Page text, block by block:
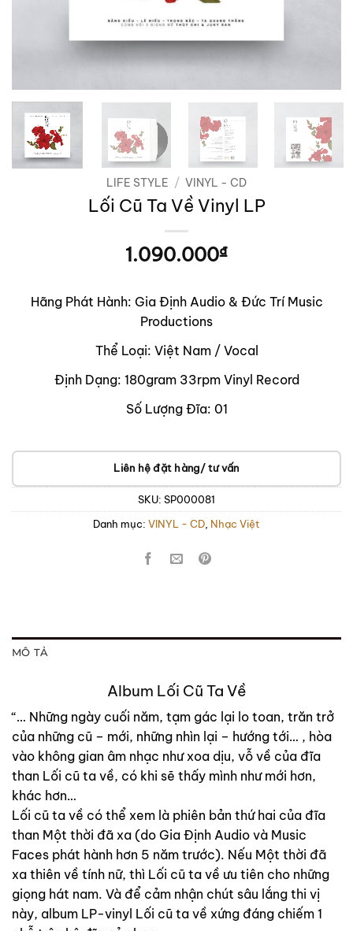
LIFE STYLE / VINYL - CD
Lối Cũ Ta Về Vinyl LP
1.090.000₫
Hãng Phát Hành: Gia Định Audio & Đức Trí Music
Productions
Thể Loại: Việt Nam / Vocal
Định Dạng: 180gram 33rpm Vinyl Record
Số Lượng Đĩa: 01
Liên hệ đặt hàng/ tư vấn
SKU: SP000081
Danh mục: VINYL - CD Nhạc Việt
MÔ TẢ
Album Lối Cũ Ta Về
“… Những ngày cuối năm, tạm gác lại lo toan, trăn trở
của những cũ – mới, những nhìn lại – hướng tới… , hòa
vào không gian âm nhạc như xoa dịu, vỗ về của đĩa
than Lối cũ ta về, có khi sẽ thấy mình như mới hơn,
khác hơn…
Lối cũ ta về có thể xem là phiên bản thứ hai của đĩa
than Một thời đã xa (do Gia Định Audio và Music
Faces phát hành hơn 5 năm trước). Nếu Một thời đã
xa thiên về tính nữ, thì Lối cũ ta về ưu tiên cho những
giọng hát nam. Và để cảm nhận chút sâu lắng thi vị
này, album LP-vinyl Lối cũ ta về xứng đáng chiếm 1